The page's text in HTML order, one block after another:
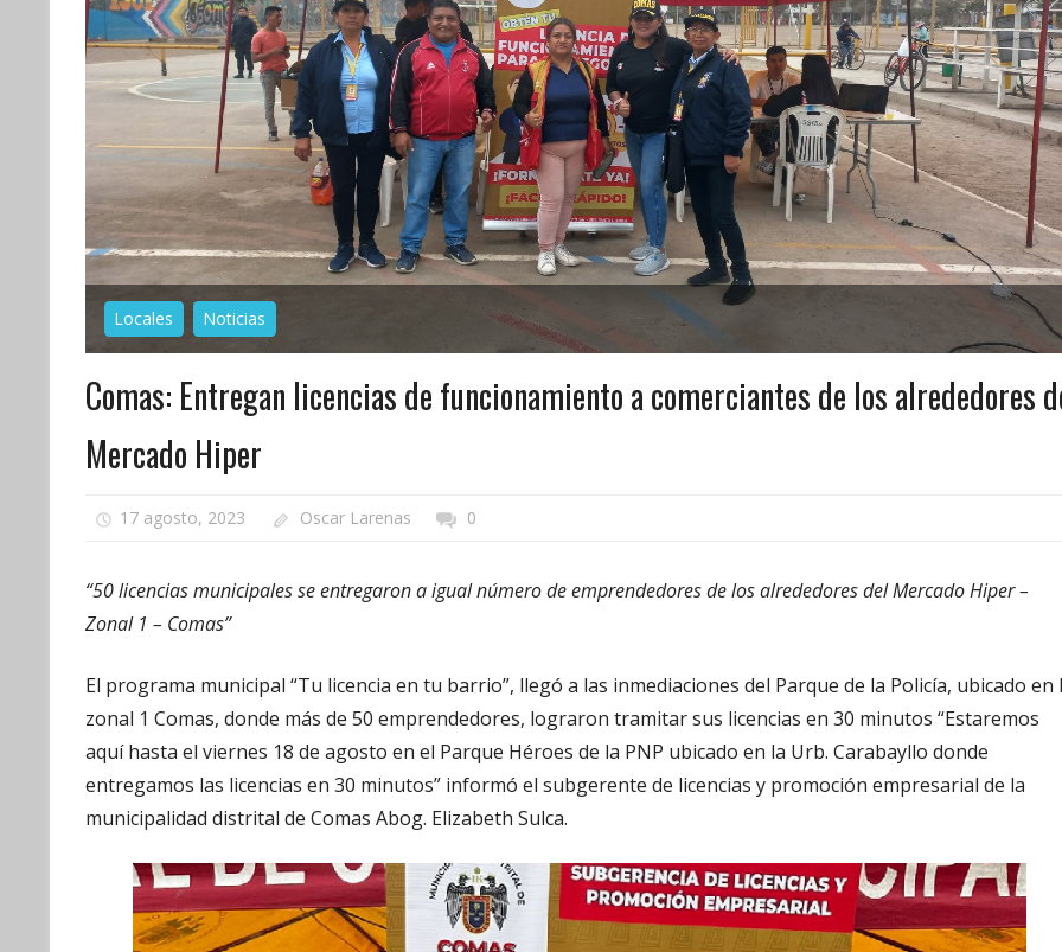
Locales Noticias
Comas: Entregan licencias de funcionamiento a comerciantes de los alrededores
Mercado Hiper
17 agosto, 2023 Oscar Larenas 0
“50 licencias municipales se entregaron a igual número de emprendedores de los alrededores del Mercado Hiper –
Zonal 1 – Comas”
El programa municipal “Tu licencia en tu barrio”, llegó a las inmediaciones del Parque de la Policía, ubicado en
zonal 1 Comas, donde más de 50 emprendedores, lograron tramitar sus licencias en 30 minutos “Estaremos
aquí hasta el viernes 18 de agosto en el Parque Héroes de la PNP ubicado en la Urb. Carabayllo donde
entregamos las licencias en 30 minutos” informó el subgerente de licencias y promoción empresarial de la
municipalidad distrital de Comas Abog. Elizabeth Sulca.